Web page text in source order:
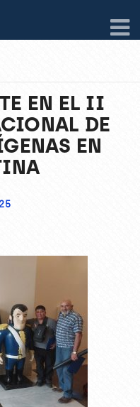
EN EL II
DE
EN